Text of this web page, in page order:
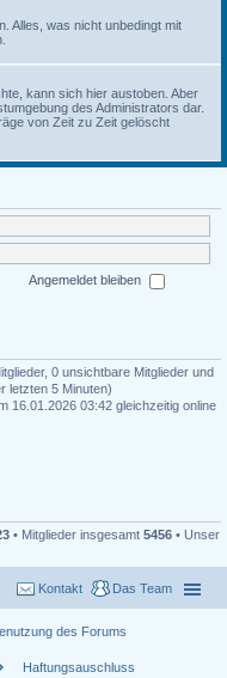
Alles, was nicht unbedingt mit
kann sich hier austoben. Aber
des Administrators dar.
von Zeit zu Zeit gelöscht
Angemeldet bleiben
0 unsichtbare Mitglieder und
letzten 5 Minuten)
16.01.2026 03:42 gleichzeitig online
• Mitglieder insgesamt 5456 • Unser
Das Team
Kontakt
des Forums
Haftungsauschluss